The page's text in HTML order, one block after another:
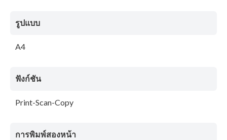
รูปแบบ
A4
ฟังก์ชัน
Print-Scan-Copy
การพิมพ์สองหน้า